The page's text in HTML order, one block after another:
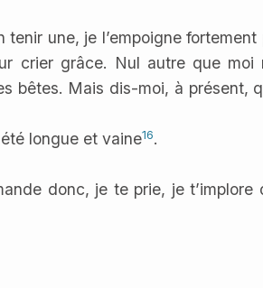
une, je l’empoigne
crier grâce. Nul autre que
bêtes. Mais dis-moi, à présent,
longue et vaine16.
donc, je te prie, je t’implore